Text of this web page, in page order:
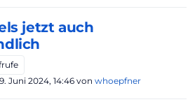
jetzt auch
9. Juni 2024, 14:46 von whoepfner